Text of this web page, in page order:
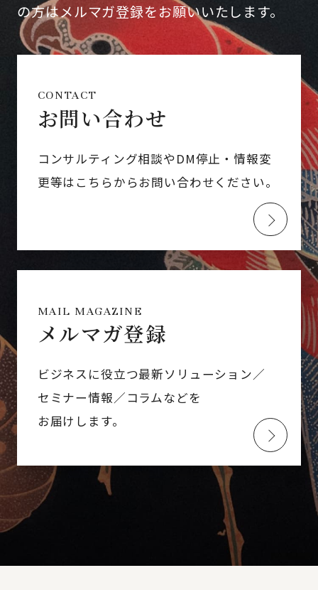
の方はメルマガ登録をお願いいたします。
CONTACT
お問い合わせ
コンサルティング相談やDM停止・情報変
更等はこちらからお問い合わせください。
MAIL MAGAZINE
メルマガ登録
ビジネスに役立つ最新ソリューション／
セミナー情報／コラムなどを
お届けします。